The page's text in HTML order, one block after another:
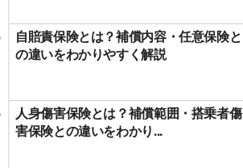
自賠責保険とは？補償内容・任意保険と
の違いをわかりやすく解説
人身傷害保険とは？補償範囲・搭乗者傷
害保険との違いをわかり...